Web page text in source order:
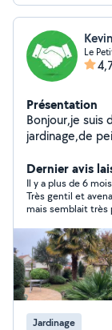
Le
Présentation
Bonjour,je suis
jardinage,de
Dernier avis
Il y a plus de 6 mois
Très gentil et
mais semblait très
Jardinage